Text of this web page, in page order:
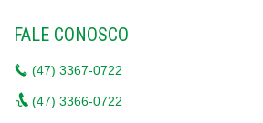
FALE CONOSCO
(47) 3367-0722
(47) 3366-0722